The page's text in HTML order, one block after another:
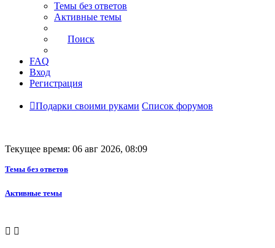
Темы без ответов
Активные темы
Поиск
FAQ
Вход
Регистрация
Подарки своими руками Список форумов
Текущее время: 06 авг 2026, 08:09
Темы без ответов
Активные темы